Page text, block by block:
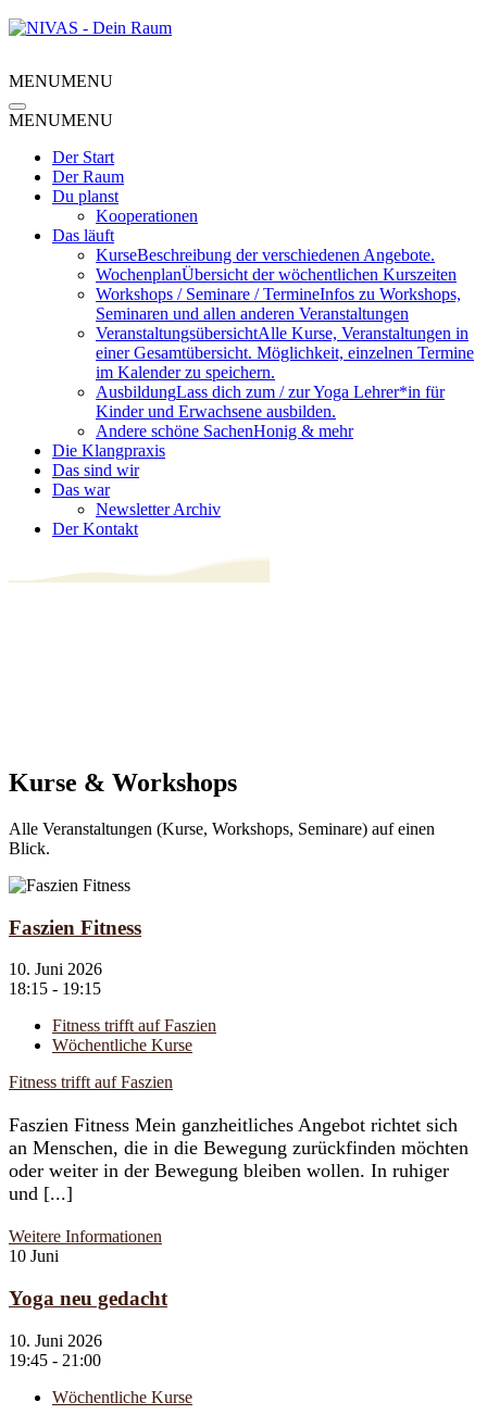
MENUMENU
MENUMENU
Der Start
Der Raum
Du planst
Kooperationen
Das läuft
KurseBeschreibung der verschiedenen Angebote.
WochenplanÜbersicht der wöchentlichen Kurszeiten
Workshops / Seminare / TermineInfos zu Workshops,
Seminaren und allen anderen Veranstaltungen
VeranstaltungsübersichtAlle Kurse, Veranstaltungen in
einer Gesamtübersicht. Möglichkeit, einzelnen Termine
im Kalender zu speichern.
AusbildungLass dich zum / zur Yoga Lehrer*in für
Kinder und Erwachsene ausbilden.
Andere schöne SachenHonig & mehr
Die Klangpraxis
Das sind wir
Das war
Newsletter Archiv
Der Kontakt
Kurse & Workshops
Alle Veranstaltungen (Kurse, Workshops, Seminare) auf einen
Blick.
Faszien Fitness
10. Juni 2026
18:15 - 19:15
Fitness trifft auf Faszien
Wöchentliche Kurse
Fitness trifft auf Faszien
Faszien Fitness Mein ganzheitliches Angebot richtet sich
an Menschen, die in die Bewegung zurückfinden möchten
oder weiter in der Bewegung bleiben wollen. In ruhiger
und [...]
Weitere Informationen
10 Juni
Yoga neu gedacht
10. Juni 2026
19:45 - 21:00
Wöchentliche Kurse